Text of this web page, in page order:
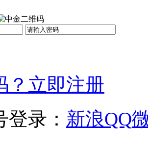
？ 立即注册
录： 新浪QQ